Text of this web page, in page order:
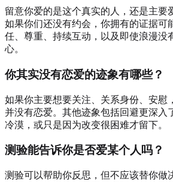
留意你爱的是这个真实的人，还是主要
如果你们还没有约会，你拥有的证据可
任、尊重、持续互动，以及即使浪漫没
心。
你其实没有恋爱的迹象有哪些？
如果你主要想要关注、关系身份、安慰
并没有恋爱。其他迹象包括回避更深入
冷漠，或只是因为改变很困难才留下。
测验能告诉你是否爱某个人吗？
测验可以帮助你反思，但不应该替你做